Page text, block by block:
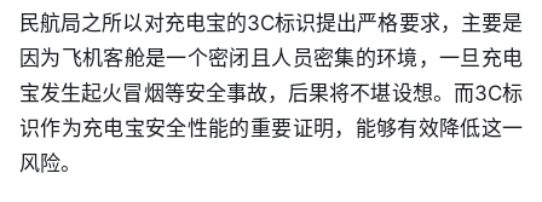
民航局之所以对充电宝的3C标识提出严格要求，主要是
因为飞机客舱是一个密闭且人员密集的环境，一旦充电
宝发生起火冒烟等安全事故，后果将不堪设想。而3C标
识作为充电宝安全性能的重要证明，能够有效降低这一
风险。